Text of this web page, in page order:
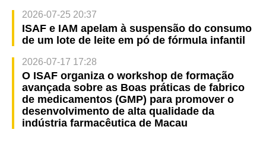
2026-07-25 20:37
ISAF e IAM apelam à suspensão do consumo
de um lote de leite em pó de fórmula infantil
2026-07-17 17:28
O ISAF organiza o workshop de formação
avançada sobre as Boas práticas de fabrico
de medicamentos (GMP) para promover o
desenvolvimento de alta qualidade da
indústria farmacêutica de Macau